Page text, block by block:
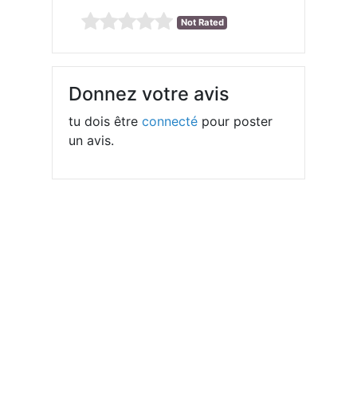
Not Rated
Donnez votre avis
tu dois êtreconnecté pour poster
un avis.